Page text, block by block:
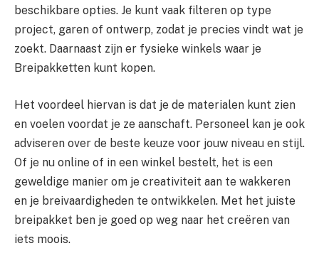
beschikbare opties. Je kunt vaak filteren op type
project, garen of ontwerp, zodat je precies vindt wat je
zoekt. Daarnaast zijn er fysieke winkels waar je
Breipakketten kunt kopen.
Het voordeel hiervan is dat je de materialen kunt zien
en voelen voordat je ze aanschaft. Personeel kan je ook
adviseren over de beste keuze voor jouw niveau en stijl.
Of je nu online of in een winkel bestelt, het is een
geweldige manier om je creativiteit aan te wakkeren
en je breivaardigheden te ontwikkelen. Met het juiste
breipakket ben je goed op weg naar het creëren van
iets moois.